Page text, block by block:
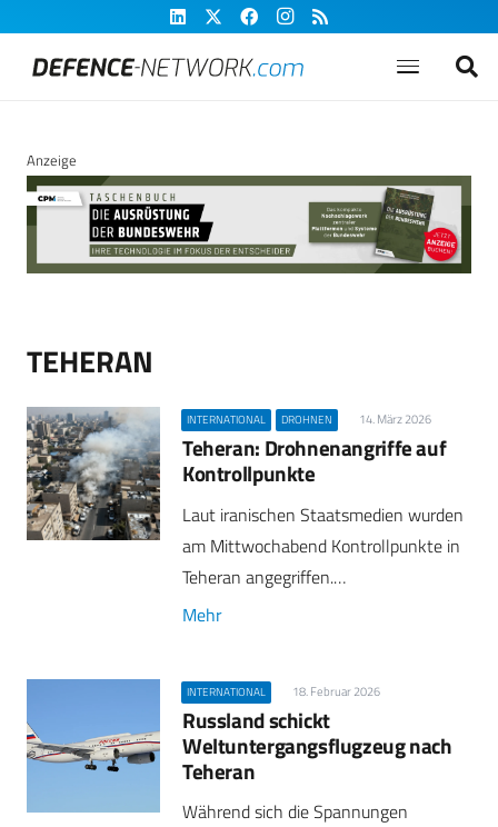
Anzeige
TEHERAN
INTERNATIONAL DROHNEN 14. März 2026
Teheran: Drohnenangriffe auf
Kontrollpunkte
Laut iranischen Staatsmedien wurden
am Mittwochabend Kontrollpunkte in
Teheran angegriffen.…
Mehr
INTERNATIONAL 18. Februar 2026
Russland schickt
Weltuntergangsflugzeug nach
Teheran
Während sich die Spannungen